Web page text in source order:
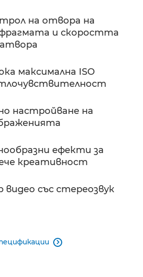
на отвора на
и скоростта
максимална ISO
настройване на
ефекти за
креативност
видео със стереозвук
